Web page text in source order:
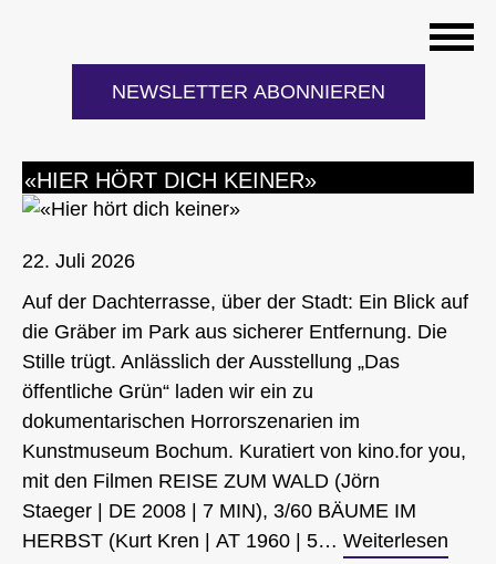
NEWSLETTER ABONNIEREN
«HIER HÖRT DICH KEINER»
22. Juli 2026
Auf der Dachterrasse, über der Stadt: Ein Blick auf
die Gräber im Park aus sicherer Entfernung. Die
Stille trügt. Anlässlich der Ausstellung „Das
öffentliche Grün“ laden wir ein zu
dokumentarischen Horrorszenarien im
Kunstmuseum Bochum. Kuratiert von kino.for you,
mit den Filmen REISE ZUM WALD (Jörn
Staeger | DE 2008 | 7 MIN), 3/60 BÄUME IM
HERBST (Kurt Kren | AT 1960 | 5… Weiterlesen